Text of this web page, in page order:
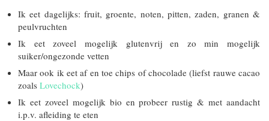
Ik eet dagelijks: fruit, groente, noten, pitten, zaden, granen &
peulvruchten
Ik eet zoveel mogelijk glutenvrij en zo min mogelijk
suiker/ongezonde vetten
Maar ook ik eet af en toe chips of chocolade (liefst rauwe cacao
zoals Lovechock)
Ik eet zoveel mogelijk bio en probeer rustig & met aandacht
i.p.v. afleiding te eten